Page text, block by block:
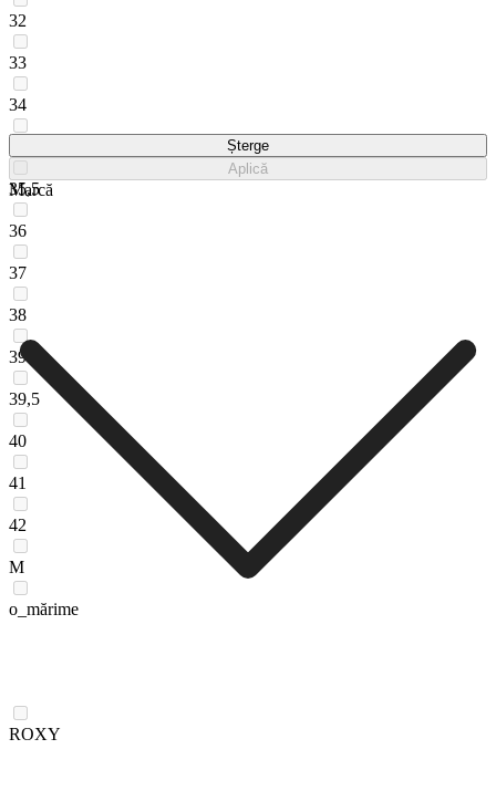
32
33
34
35,5
36
37
38
39
39,5
40
41
42
M
o_mărime
Șterge
Aplică
Marcă
ROXY